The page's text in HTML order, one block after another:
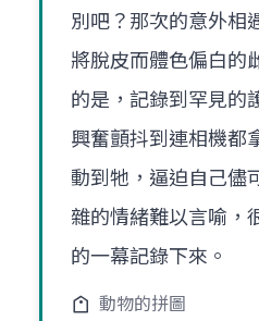
別吧？那次的意外相
將脫皮而體色偏白的
的是，記錄到罕見的
興奮顫抖到連相機都
動到牠，逼迫自己儘
雜的情緒難以言喻，
的一幕記錄下來。
動物的拼圖